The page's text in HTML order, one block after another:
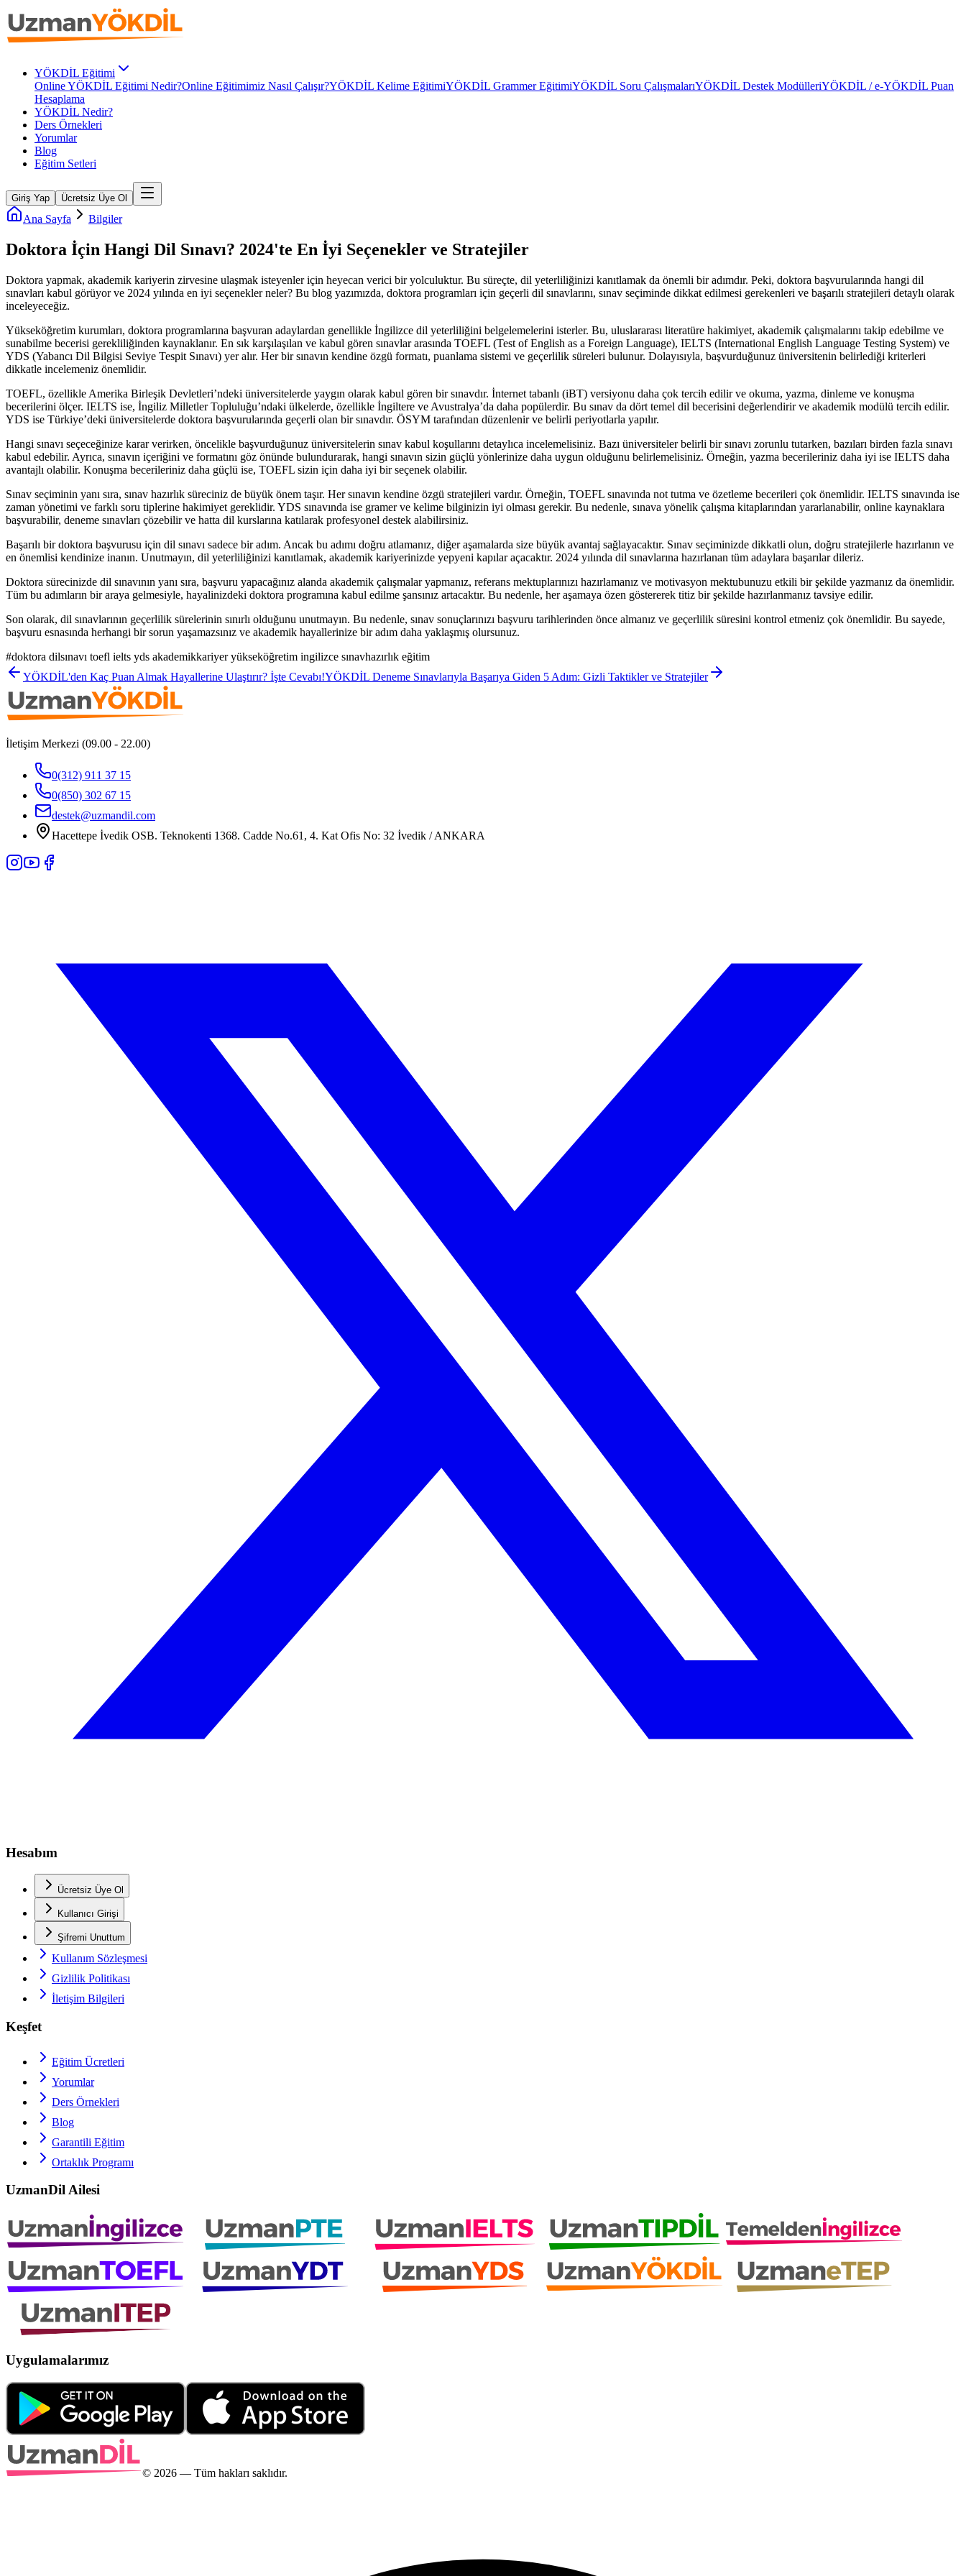
YÖKDİL Eğitimi
Online YÖKDİL Eğitimi Nedir?Online Eğitimimiz Nasıl Çalışır?YÖKDİL Kelime EğitimiYÖKDİL Grammer EğitimiYÖKDİL Soru ÇalışmalarıYÖKDİL Destek ModülleriYÖKDİL / e-YÖKDİL Puan
Hesaplama
YÖKDİL Nedir?
Ders Örnekleri
Yorumlar
Blog
Eğitim Setleri
Giriş Yap Ücretsiz Üye Ol
Ana Sayfa Bilgiler
Doktora İçin Hangi Dil Sınavı? 2024'te En İyi Seçenekler ve Stratejiler
Doktora yapmak, akademik kariyerin zirvesine ulaşmak isteyenler için heyecan verici bir yolculuktur. Bu süreçte, dil yeterliliğinizi kanıtlamak da önemli bir adımdır. Peki, doktora başvurularında hangi dil
sınavları kabul görüyor ve 2024 yılında en iyi seçenekler neler? Bu blog yazımızda, doktora programları için geçerli dil sınavlarını, sınav seçiminde dikkat edilmesi gerekenleri ve başarılı stratejileri detaylı olarak
inceleyeceğiz.
Yükseköğretim kurumları, doktora programlarına başvuran adaylardan genellikle İngilizce dil yeterliliğini belgelemelerini isterler. Bu, uluslararası literatüre hakimiyet, akademik çalışmalarını takip edebilme ve
sunabilme becerisi gerekliliğinden kaynaklanır. En sık karşılaşılan ve kabul gören sınavlar arasında TOEFL (Test of English as a Foreign Language), IELTS (International English Language Testing System) ve
YDS (Yabancı Dil Bilgisi Seviye Tespit Sınavı) yer alır. Her bir sınavın kendine özgü formatı, puanlama sistemi ve geçerlilik süreleri bulunur. Dolayısıyla, başvurduğunuz üniversitenin belirlediği kriterleri
dikkatle incelemeniz önemlidir.
TOEFL, özellikle Amerika Birleşik Devletleri’ndeki üniversitelerde yaygın olarak kabul gören bir sınavdır. İnternet tabanlı (iBT) versiyonu daha çok tercih edilir ve okuma, yazma, dinleme ve konuşma
becerilerini ölçer. IELTS ise, İngiliz Milletler Topluluğu’ndaki ülkelerde, özellikle İngiltere ve Avustralya’da daha popülerdir. Bu sınav da dört temel dil becerisini değerlendirir ve akademik modülü tercih edilir.
YDS ise Türkiye’deki üniversitelerde doktora başvurularında geçerli olan bir sınavdır. ÖSYM tarafından düzenlenir ve belirli periyotlarla yapılır.
Hangi sınavı seçeceğinize karar verirken, öncelikle başvurduğunuz üniversitelerin sınav kabul koşullarını detaylıca incelemelisiniz. Bazı üniversiteler belirli bir sınavı zorunlu tutarken, bazıları birden fazla sınavı
kabul edebilir. Ayrıca, sınavın içeriğini ve formatını göz önünde bulundurarak, hangi sınavın sizin güçlü yönlerinize daha uygun olduğunu belirlemelisiniz. Örneğin, yazma becerileriniz daha iyi ise IELTS daha
avantajlı olabilir. Konuşma becerileriniz daha güçlü ise, TOEFL sizin için daha iyi bir seçenek olabilir.
Sınav seçiminin yanı sıra, sınav hazırlık süreciniz de büyük önem taşır. Her sınavın kendine özgü stratejileri vardır. Örneğin, TOEFL sınavında not tutma ve özetleme becerileri çok önemlidir. IELTS sınavında ise
zaman yönetimi ve farklı soru tiplerine hakimiyet gereklidir. YDS sınavında ise gramer ve kelime bilginizin iyi olması gerekir. Bu nedenle, sınava yönelik çalışma kitaplarından yararlanabilir, online kaynaklara
başvurabilir, deneme sınavları çözebilir ve hatta dil kurslarına katılarak profesyonel destek alabilirsiniz.
Başarılı bir doktora başvurusu için dil sınavı sadece bir adım. Ancak bu adımı doğru atlamanız, diğer aşamalarda size büyük avantaj sağlayacaktır. Sınav seçiminizde dikkatli olun, doğru stratejilerle hazırlanın ve
en önemlisi kendinize inanın. Unutmayın, dil yeterliliğinizi kanıtlamak, akademik kariyerinizde yepyeni kapılar açacaktır. 2024 yılında dil sınavlarına hazırlanan tüm adaylara başarılar dileriz.
Doktora sürecinizde dil sınavının yanı sıra, başvuru yapacağınız alanda akademik çalışmalar yapmanız, referans mektuplarınızı hazırlamanız ve motivasyon mektubunuzu etkili bir şekilde yazmanız da önemlidir.
Tüm bu adımların bir araya gelmesiyle, hayalinizdeki doktora programına kabul edilme şansınız artacaktır. Bu nedenle, her aşamaya özen göstererek titiz bir şekilde hazırlanmanız tavsiye edilir.
Son olarak, dil sınavlarının geçerlilik sürelerinin sınırlı olduğunu unutmayın. Bu nedenle, sınav sonuçlarınızı başvuru tarihlerinden önce almanız ve geçerlilik süresini kontrol etmeniz çok önemlidir. Bu sayede,
başvuru esnasında herhangi bir sorun yaşamazsınız ve akademik hayallerinize bir adım daha yaklaşmış olursunuz.
#doktora dilsınavı toefl ielts yds akademikkariyer yükseköğretim ingilizce sınavhazırlık eğitim
YÖKDİL'den Kaç Puan Almak Hayallerine Ulaştırır? İşte Cevabı!YÖKDİL Deneme Sınavlarıyla Başarıya Giden 5 Adım: Gizli Taktikler ve Stratejiler
İletişim Merkezi (09.00 - 22.00)
0(312) 911 37 15
0(850) 302 67 15
destek@uzmandil.com
Hacettepe İvedik OSB. Teknokenti 1368. Cadde No.61, 4. Kat Ofis No: 32 İvedik / ANKARA
Hesabım
Ücretsiz Üye Ol
Kullanıcı Girişi
Şifremi Unuttum
Kullanım Sözleşmesi
Gizlilik Politikası
İletişim Bilgileri
Keşfet
Eğitim Ücretleri
Yorumlar
Ders Örnekleri
Blog
Garantili Eğitim
Ortaklık Programı
UzmanDil Ailesi
Uygulamalarımız
© 2026 — Tüm hakları saklıdır.